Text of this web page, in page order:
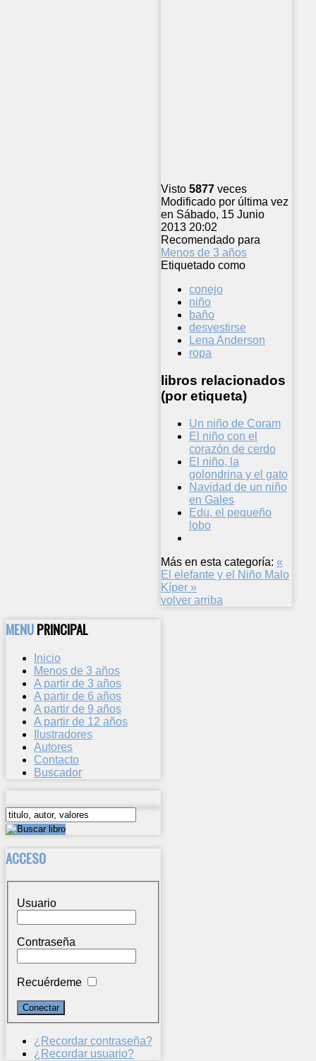
Visto 5877 veces
Modificado por última vez
en Sábado, 15 Junio
2013 20:02
Recomendado para
Menos de 3 años
Etiquetado como
conejo
niño
baño
desvestirse
Lena Anderson
ropa
libros relacionados
(por etiqueta)
Un niño de Coram
El niño con el
corazón de cerdo
El niño, la
golondrina y el gato
Navidad de un niño
en Gales
Edu, el pequeño
lobo
Más en esta categoría: «
El elefante y el Niño Malo
Kíper »
volver arriba
MENUPRINCIPAL
Inicio
Menos de 3 años
A partir de 3 años
A partir de 6 años
A partir de 9 años
A partir de 12 años
Ilustradores
Autores
Contacto
Buscador
ACCESO
Usuario
Contraseña
Recuérdeme
¿Recordar contraseña?
¿Recordar usuario?